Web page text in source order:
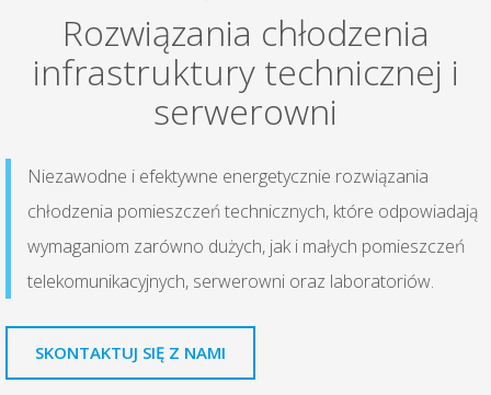
Rozwiązania chłodzenia
infrastruktury technicznej i
serwerowni
Niezawodne i efektywne energetycznie rozwiązania
chłodzenia pomieszczeń technicznych, które odpowiadają
wymaganiom zarówno dużych, jak i małych pomieszczeń
telekomunikacyjnych, serwerowni oraz laboratoriów.
SKONTAKTUJ SIĘ Z NAMI